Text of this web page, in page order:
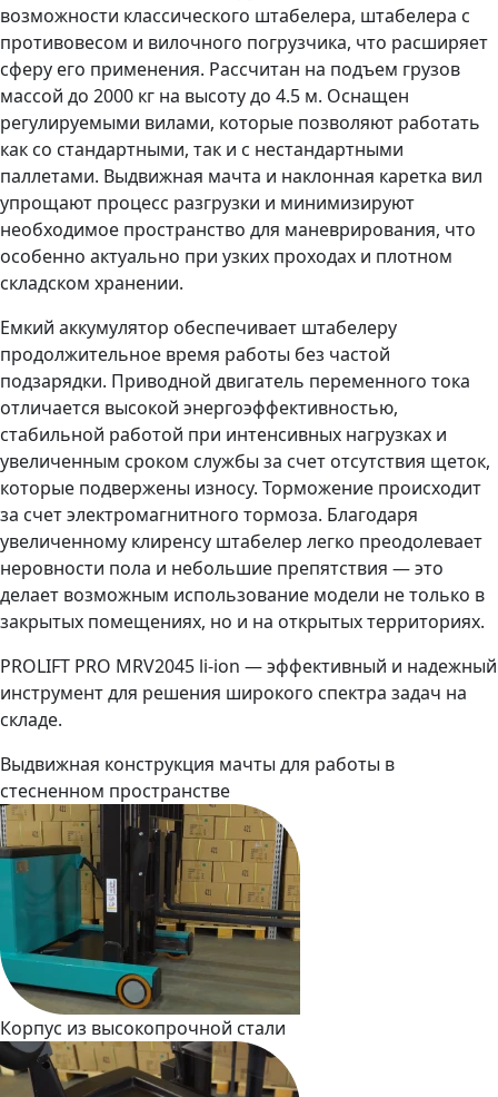
возможности классического штабелера, штабелера с
противовесом и вилочного погрузчика, что расширяет
сферу его применения. Рассчитан на подъем грузов
массой до 2000 кг на высоту до 4.5 м. Оснащен
регулируемыми вилами, которые позволяют работать
как со стандартными, так и с нестандартными
паллетами. Выдвижная мачта и наклонная каретка вил
упрощают процесс разгрузки и минимизируют
необходимое пространство для маневрирования, что
особенно актуально при узких проходах и плотном
складском хранении.
Емкий аккумулятор обеспечивает штабелеру
продолжительное время работы без частой
подзарядки. Приводной двигатель переменного тока
отличается высокой энергоэффективностью,
стабильной работой при интенсивных нагрузках и
увеличенным сроком службы за счет отсутствия щеток,
которые подвержены износу. Торможение происходит
за счет электромагнитного тормоза. Благодаря
увеличенному клиренсу штабелер легко преодолевает
неровности пола и небольшие препятствия — это
делает возможным использование модели не только в
закрытых помещениях, но и на открытых территориях.
PROLIFT PRO MRV2045 li-ion — эффективный и надежный
инструмент для решения широкого спектра задач на
складе.
Выдвижная конструкция мачты для работы в
стесненном пространстве
Корпус из высокопрочной стали